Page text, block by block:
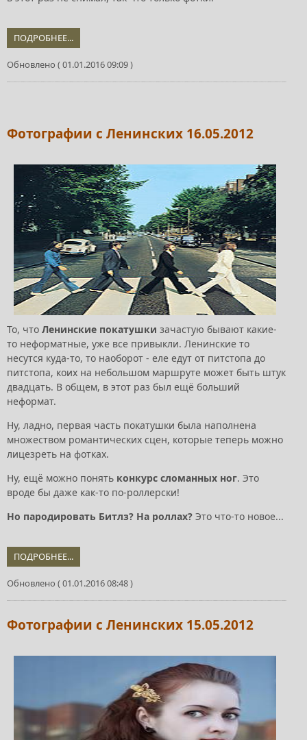
ПОДРОБНЕЕ...
Обновлено ( 01.01.2016 09:09 )
Фотографии с Ленинских 16.05.2012
То, что Ленинские покатушки зачастую бывают какие-
то неформатные, уже все привыкли. Ленинские то
несутся куда-то, то наоборот - еле едут от питстопа до
питстопа, коих на небольшом маршруте может быть штук
двадцать. В общем, в этот раз был ещё больший
неформат.
Ну, ладно, первая часть покатушки была наполнена
множеством романтических сцен, которые теперь можно
лицезреть на фотках.
Ну, ещё можно понять конкурс сломанных ног. Это
вроде бы даже как-то по-роллерски!
Но пародировать Битлз? На роллах? Это что-то новое...
ПОДРОБНЕЕ...
Обновлено ( 01.01.2016 08:48 )
Фотографии с Ленинских 15.05.2012